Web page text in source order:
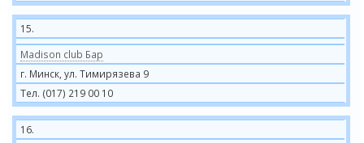
15.
Madison club Бар
г. Минск, ул. Тимирязева 9
Тел. (017) 219 00 10
16.